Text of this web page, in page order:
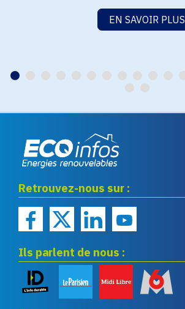
EN SAVOIR PLUS
renouvelables
Retrouvez-nous sur :
Ils parlent de nous :